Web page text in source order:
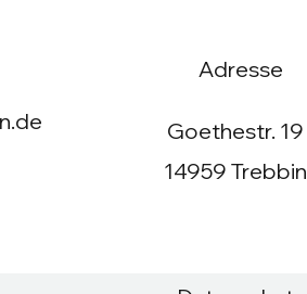
Ein erfolgreiches
Schwimmjahr in
Adresse
Goethestr. 19
14959 Trebbin